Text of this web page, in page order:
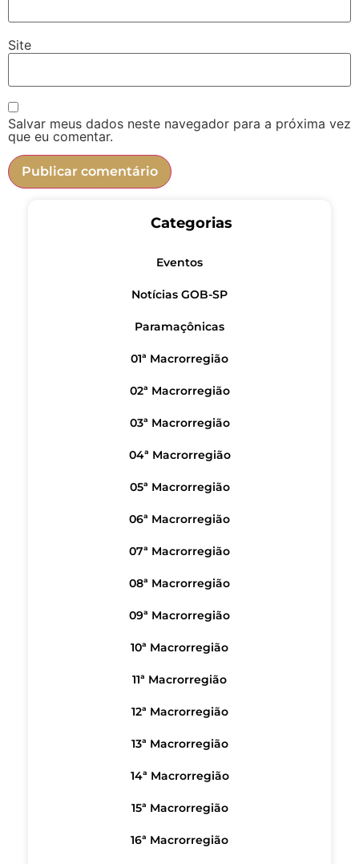
Site
Salvar meus dados neste navegador para a próxima vez
que eu comentar.
Categorias
Eventos
Notícias GOB-SP
Paramaçônicas
01ª Macrorregião
02ª Macrorregião
03ª Macrorregião
04ª Macrorregião
05ª Macrorregião
06ª Macrorregião
07ª Macrorregião
08ª Macrorregião
09ª Macrorregião
10ª Macrorregião
11ª Macrorregião
12ª Macrorregião
13ª Macrorregião
14ª Macrorregião
15ª Macrorregião
16ª Macrorregião